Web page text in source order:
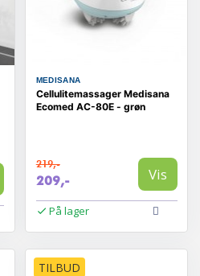
MEDISANA
Cellulitemassager Medisana
Ecomed AC-80E - grøn
219,-
209,- Vis
På lager
TILBUD